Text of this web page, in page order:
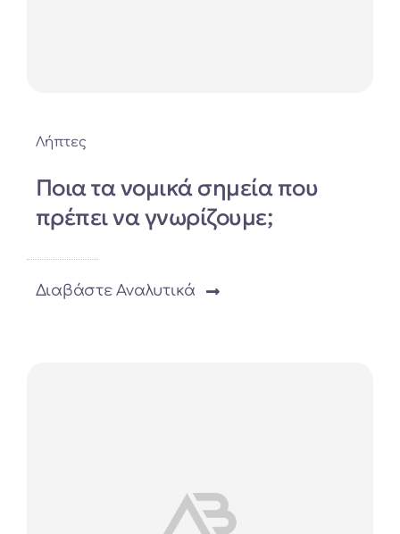
Λήπτες
Ποια τα νομικά σημεία που
πρέπει να γνωρίζουμε;
Διαβάστε Αναλυτικά